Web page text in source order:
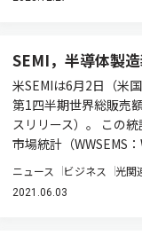
SEMI，半導体製
米SEMIは6月2日（米
第1四半期世界総販売
スリリース）。 この
市場統計（WWSEMS：
ニュース ビジネス 光関
2021.06.03